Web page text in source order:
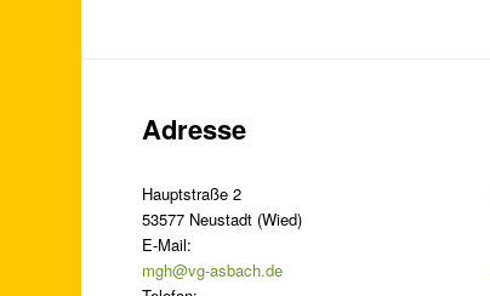
Adresse
Hauptstraße 2
53577 Neustadt (Wied)
E-Mail:
mgh@vg-asbach.de